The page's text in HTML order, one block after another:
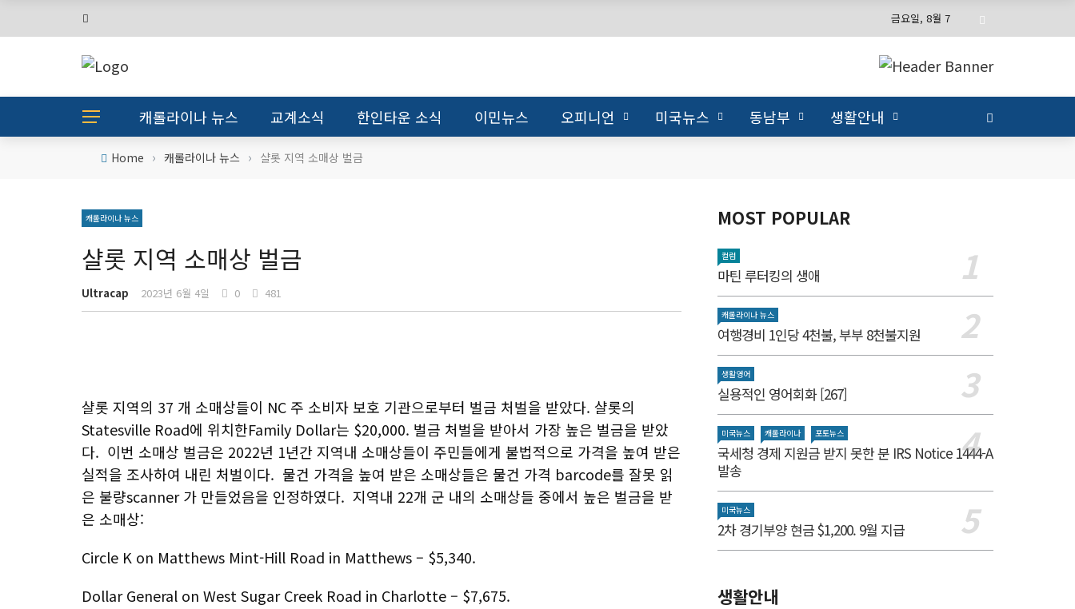
금요일, 8월 7
캐롤라이나 뉴스 교계소식 한인타운 소식 이민뉴스 오피니언 미국뉴스 동남부 생활안내
Home › 캐롤라이나 뉴스 › 샬롯 지역 소매상 벌금
캐롤라이나 뉴스
샬롯 지역 소매상 벌금
Ultracap 2023년 6월 4일 0 481
샬롯 지역의 37 개 소매상들이 NC 주 소비자 보호 기관으로부터 벌금 처벌을 받았다. 샬롯의
Statesville Road에 위치한Family Dollar는 $20,000. 벌금 처벌을 받아서 가장 높은 벌금을 받았
다. 이번 소매상 벌금은 2022년 1년간 지역내 소매상들이 주민들에게 불법적으로 가격을 높여 받은
실적을 조사하여 내린 처벌이다. 물건 가격을 높여 받은 소매상들은 물건 가격 barcode를 잘못 읽
은 불량scanner 가 만들었음을 인정하였다. 지역내 22개 군 내의 소매상들 중에서 높은 벌금을 받
은 소매상:
Circle K on Matthews Mint-Hill Road in Matthews – $5,340.
Dollar General on West Sugar Creek Road in Charlotte – $7,675.
MOST POPULAR
컬럼
마틴 루터킹의 생애
캐롤라이나 뉴스
여행경비 1인당 4천불, 부부 8천불지원
생활영어
실용적인 영어회화 [267]
미국뉴스 캐롤라이나 포토뉴스
국세청 경제 지원금 받지 못한 분 IRS Notice 1444-A
발송
미국뉴스
2차 경기부양 현금 $1,200. 9월 지급
생활안내